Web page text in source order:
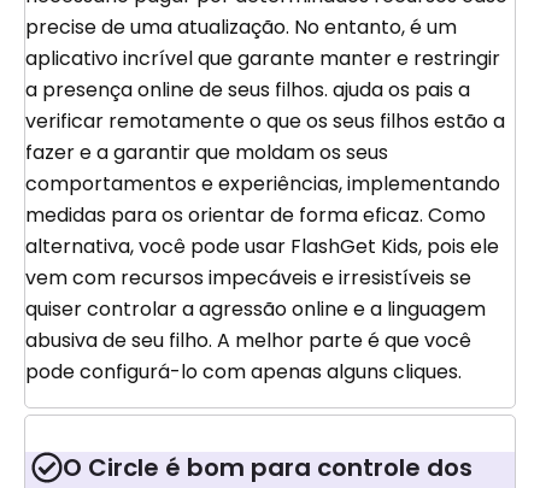
precise de uma atualização. No entanto, é um
aplicativo incrível que garante manter e restringir
a presença online de seus filhos. ajuda os pais a
verificar remotamente o que os seus filhos estão a
fazer e a garantir que moldam os seus
comportamentos e experiências, implementando
medidas para os orientar de forma eficaz. Como
alternativa, você pode usar FlashGet Kids, pois ele
vem com recursos impecáveis ​​e irresistíveis se
quiser controlar a agressão online e a linguagem
abusiva de seu filho. A melhor parte é que você
pode configurá-lo com apenas alguns cliques.
O Circle é bom para controle dos